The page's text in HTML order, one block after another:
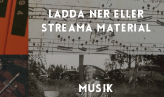
Ladda ner eller
streama material
Musik